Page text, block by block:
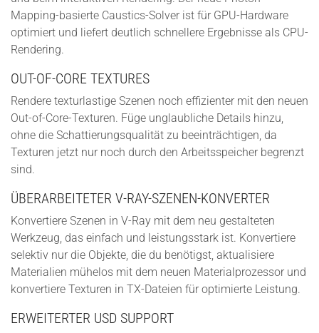
Mapping-basierte Caustics-Solver ist für GPU-Hardware
optimiert und liefert deutlich schnellere Ergebnisse als CPU-
Rendering.
OUT-OF-CORE TEXTURES
Rendere texturlastige Szenen noch effizienter mit den neuen
Out-of-Core-Texturen. Füge unglaubliche Details hinzu,
ohne die Schattierungsqualität zu beeinträchtigen, da
Texturen jetzt nur noch durch den Arbeitsspeicher begrenzt
sind.
ÜBERARBEITETER V-RAY-SZENEN-KONVERTER
Konvertiere Szenen in V-Ray mit dem neu gestalteten
Werkzeug, das einfach und leistungsstark ist. Konvertiere
selektiv nur die Objekte, die du benötigst, aktualisiere
Materialien mühelos mit dem neuen Materialprozessor und
konvertiere Texturen in TX-Dateien für optimierte Leistung.
ERWEITERTER USD SUPPORT